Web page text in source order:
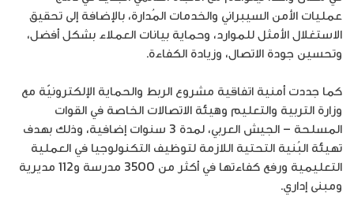
عمليات الأمن السيبراني والخدمات المُدارة، بالإضافة إلى تحقيق
الاستغلال الأمثل للموارد، وحماية بيانات العملاء بشكل أفضل،
وتحسين جودة الاتصال، وزيادة الكفاءة.
كما جددت أمنية اتفاقية مشروع الربط والحماية الإلكترونيّة مع
وزارة التربية والتعليم وهيئة الاتصالات الخاصة في القوات
المسلحة – الجيش العربي، لمدة 3 سنوات إضافية، وذلك بهدف
تهيئة البُنية التحتية اللازمة لتوظيف التكنولوجيا في العملية
التعليمية ورفع كفاءتها في أكثر من 3500 مدرسة و112 مديرية
ومبنى إداري.